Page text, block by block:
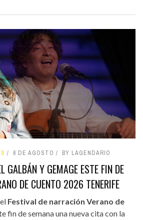
6 DE AGOSTO BY LAGENDARIO
GALBÁN Y GEMAGE ESTE FIN DE
DE CUENTO 2026 TENERIFE
Festival de narración Verano de
fin de semana una nueva cita con la